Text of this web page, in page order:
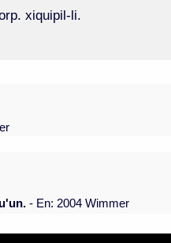
xiquipil-li.
- En: 2004 Wimmer